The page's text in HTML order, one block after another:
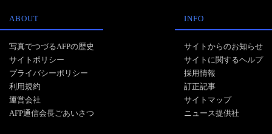
ABOUT
写真でつづるAFPの歴史
サイトポリシー
プライバシーポリシー
利用規約
運営会社
AFP通信会長ごあいさつ
INFO
サイトからのお知らせ
サイトに関するヘルプ
採用情報
訂正記事
サイトマップ
ニュース提供社